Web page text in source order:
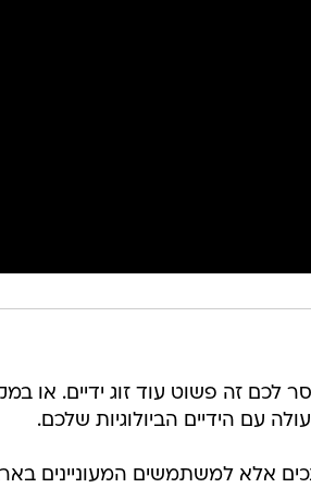
לכם זה פשוט עוד זוג ידיים. או
עם הידיים הביולוגיות שלכם.
אלא למשתמשים המעוניינים